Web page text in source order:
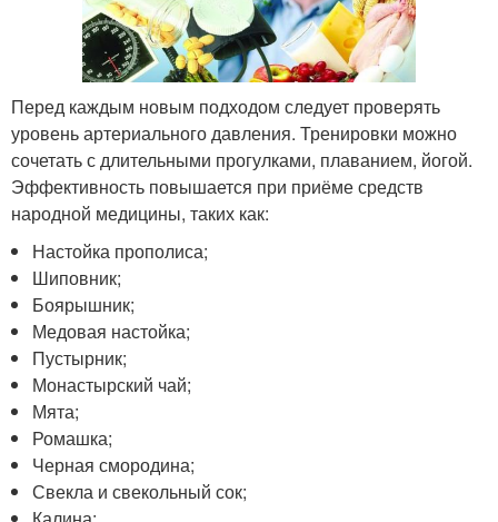
Перед каждым новым подходом следует проверять
уровень артериального давления. Тренировки можно
сочетать с длительными прогулками, плаванием, йогой.
Эффективность повышается при приёме средств
народной медицины, таких как:
Настойка прополиса;
Шиповник;
Боярышник;
Медовая настойка;
Пустырник;
Монастырский чай;
Мята;
Ромашка;
Черная смородина;
Свекла и свекольный сок;